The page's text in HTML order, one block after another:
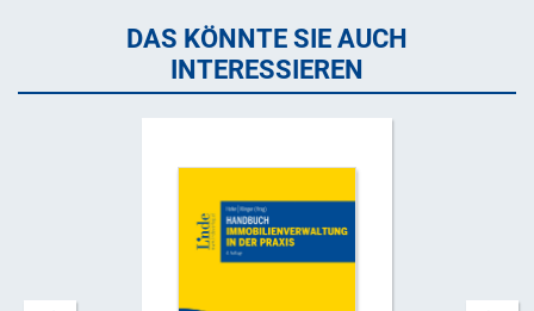
DAS KÖNNTE SIE AUCH
INTERESSIEREN